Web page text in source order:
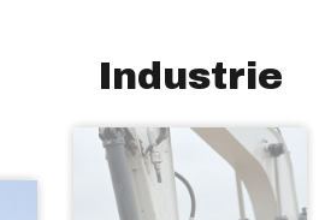
Industrie